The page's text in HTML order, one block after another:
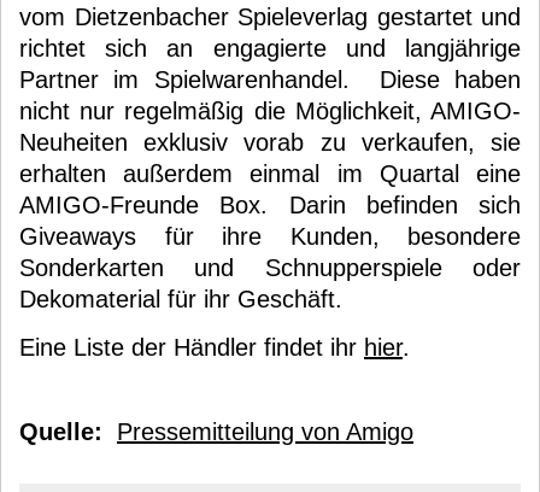
vom Dietzenbacher Spieleverlag gestartet und
richtet sich an engagierte und langjährige
Partner im Spielwarenhandel. Diese haben
nicht nur regelmäßig die Möglichkeit, AMIGO-
Neuheiten exklusiv vorab zu verkaufen, sie
erhalten außerdem einmal im Quartal eine
AMIGO-Freunde Box. Darin befinden sich
Giveaways für ihre Kunden, besondere
Sonderkarten und Schnupperspiele oder
Dekomaterial für ihr Geschäft.
Eine Liste der Händler findet ihr hier.
Quelle: Pressemitteilung von Amigo